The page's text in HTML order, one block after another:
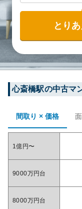
とり
心斎橋駅の中古マ
間取り × 価格
1億円〜
9000万円台
8000万円台